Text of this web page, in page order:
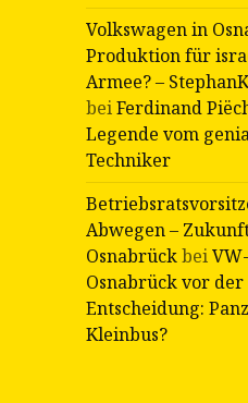
Volkswagen in
Produktion für
Armee? –
beiFerdinand
Legende vom
Techniker
Abwegen –
Osnabrückbei
Osnabrück vor der
Entscheidung:
Kleinbus?